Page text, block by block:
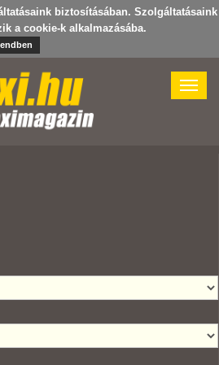
biztosításában. Szolgáltatásaink
a cookie-k alkalmazásába.
Toggle